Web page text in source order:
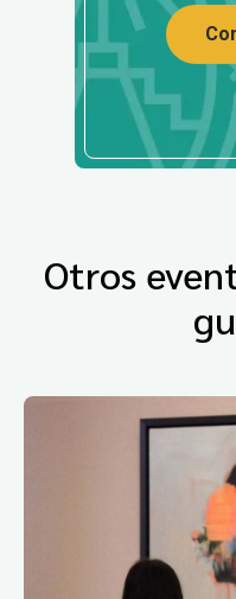
Otros